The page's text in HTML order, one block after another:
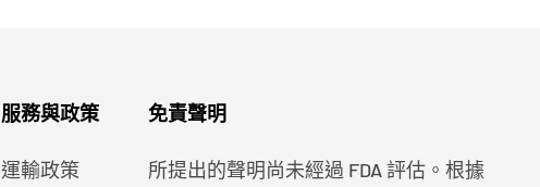
服務與政策
運輸政策
免責聲明
所提出的聲明尚未經過 FDA 評估。根據